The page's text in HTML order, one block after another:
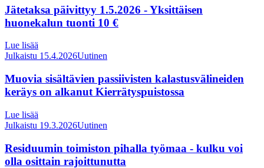
Jätetaksa päivittyy 1.5.2026 - Yksittäisen
huonekalun tuonti 10 €
Lue lisää
Julkaistu 15.4.2026Uutinen
Muovia sisältävien passiivisten kalastusvälineiden
keräys on alkanut Kierrätyspuistossa
Lue lisää
Julkaistu 19.3.2026Uutinen
Residuumin toimiston pihalla työmaa - kulku voi
olla osittain rajoittunutta